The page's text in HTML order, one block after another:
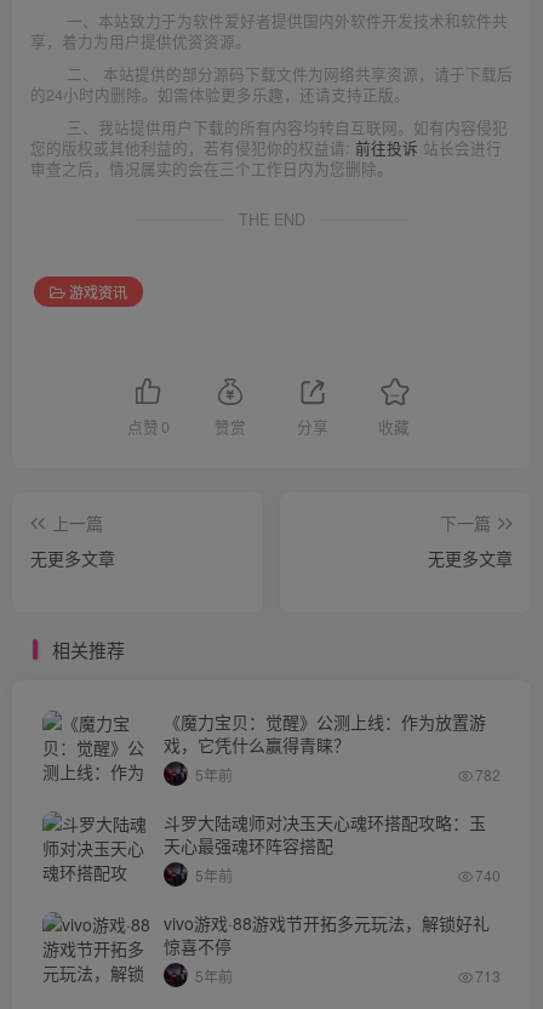
一、本站致力于为软件爱好者提供国内外软件开发技术和软件共
享，着力为用户提供优资资源。
二、 本站提供的部分源码下载文件为网络共享资源，请于下载后
的24小时内删除。如需体验更多乐趣，还请支持正版。
三、我站提供用户下载的所有内容均转自互联网。如有内容侵犯
您的版权或其他利益的，若有侵犯你的权益请: 前往投诉 站长会进行
审查之后，情况属实的会在三个工作日内为您删除。
THE END
游戏资讯
点赞 0 赞赏 分享 收藏
上一篇
无更多文章
下一篇
无更多文章
相关推荐
《魔力宝贝：觉醒》公测上线：作为放置游
戏，它凭什么赢得青睐？
5年前 782
斗罗大陆魂师对决玉天心魂环搭配攻略：玉
天心最强魂环阵容搭配
5年前 740
vivo游戏·88游戏节开拓多元玩法，解锁好礼
惊喜不停
5年前 713